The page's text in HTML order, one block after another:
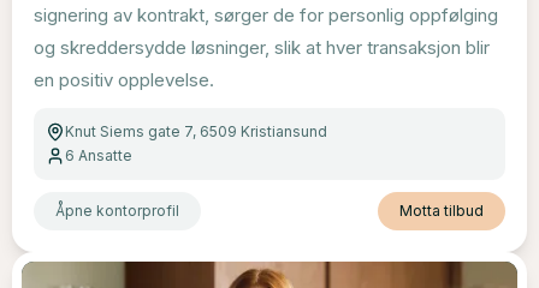
signering av kontrakt, sørger de for personlig oppfølging
og skreddersydde løsninger, slik at hver transaksjon blir
en positiv opplevelse.
Knut Siems gate 7, 6509 Kristiansund
6 Ansatte
Åpne kontorprofil Motta tilbud